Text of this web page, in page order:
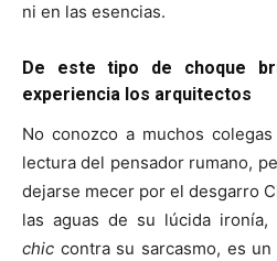
ni en las esencias.
De este tipo de choque
experiencia los arquitectos
No conozco a muchos
lectura del pensador rumano,
dejarse mecer por el desgarro
las aguas de su lúcida ironía,
chic contra su sarcasmo, es